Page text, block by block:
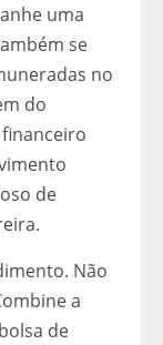
uma
se
no
do
de
Não
a
de